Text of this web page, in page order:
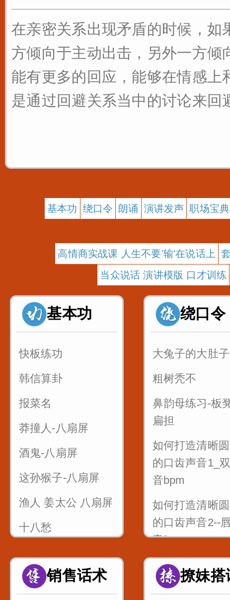
在亲密关系出现矛盾的时候，如
方倾向于主动出击，另外一方
能有更多的回应，能够在情感
是通过回避关系当中的讨论来回
基本功 绕口令 朗诵 演讲发声 职场宝典
高情商实战课 人生不要'输'在说话上
当众说话 演讲模版 口才训练
基本功
快板练功
韩信算卦
报菜名
莽撞人-八扇屏
酒鬼-八扇屏
这孙猴子-八扇屏
渔人 姜太公 八扇屏
十八愁
诸葛亮 八扇屏
绕口令
大兔子的大肚子
粗树秃不
鼻韵母练习-板
扁担
如何打造清晰
的口齿声音1_
音bpm
如何打造清晰
的口齿声音2--
音f
如何打造清晰圆
的口齿声音3--
销售话术 撩妹搭